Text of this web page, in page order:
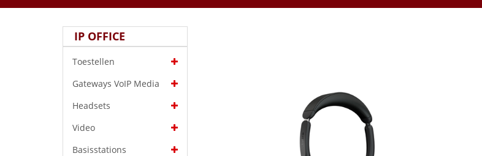
IP OFFICE
Toestellen
Gateways VoIP Media
Headsets
Video
Basisstations